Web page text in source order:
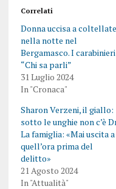
Correlati
Donna uccisa a coltellate
nella notte nel
Bergamasco. I
“Chi sa parli”
31 Luglio 2024
In "Cronaca"
Sharon Verzeni, il giallo:
sotto le unghie non c’è
La famiglia: «Mai uscita a
quell’ora prima del
delitto»
21 Agosto 2024
In "Attualità"